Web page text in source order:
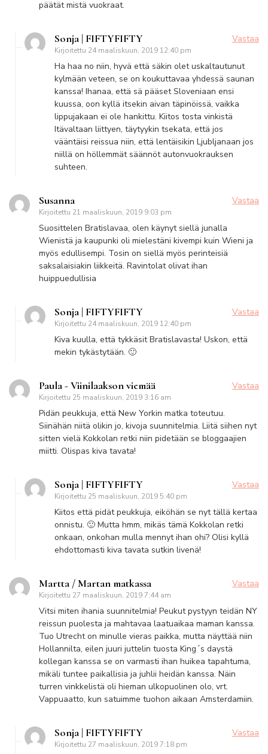
päätät mistä vuokraat.
Sonja | FIFTYFIFTY
Kirjoitettu 24 maaliskuun, 2019 12:40 pm
Vastaa
Ha haa no niin, hyvä että säkin olet uskaltautunut
kylmään veteen, se on koukuttavaa yhdessä saunan
kanssa! Ihanaa, että sä pääset Sloveniaan ensi
kuussa, oon kyllä itsekin aivan täpinöissä, vaikka
lippujakaan ei ole hankittu. Kiitos tosta vinkistä
Itävaltaan liittyen, täytyykin tsekata, että jos
vääntäisi reissua niin, että lentäisikin Ljubljanaan jos
niillä on höllemmät säännöt autonvuokrauksen
suhteen.
Susanna
Kirjoitettu 21 maaliskuun, 2019 9:03 pm
Vastaa
Suosittelen Bratislavaa, olen käynyt siellä junalla
Wienistä ja kaupunki oli mielestäni kivempi kuin Wieni ja
myös edullisempi. Tosin on siellä myös perinteisiä
saksalaisiakin liikkeitä. Ravintolat olivat ihan
huippuedullisia
Sonja | FIFTYFIFTY
Kirjoitettu 24 maaliskuun, 2019 12:40 pm
Vastaa
Kiva kuulla, että tykkäsit Bratislavasta! Uskon, että
mekin tykästytään. 🙂
Paula - Viinilaakson viemää
Kirjoitettu 25 maaliskuun, 2019 3:16 am
Vastaa
Pidän peukkuja, että New Yorkin matka toteutuu.
Siinähän niitä olikin jo, kivoja suunnitelmia. Liitä siihen nyt
sitten vielä Kokkolan retki niin pidetään se bloggaajien
miitti. Olispas kiva tavata!
Sonja | FIFTYFIFTY
Kirjoitettu 25 maaliskuun, 2019 5:40 pm
Vastaa
Kiitos että pidät peukkuja, eiköhän se nyt tällä kertaa
onnistu. 🙂 Mutta hmm, mikäs tämä Kokkolan retki
onkaan, onkohan mulla mennyt ihan ohi? Olisi kyllä
ehdottomasti kiva tavata sutkin livenä!
Martta / Martan matkassa
Kirjoitettu 27 maaliskuun, 2019 7:44 am
Vastaa
Vitsi miten ihania suunnitelmia! Peukut pystyyn teidän NY
reissun puolesta ja mahtavaa laatuaikaa maman kanssa.
Tuo Utrecht on minulle vieras paikka, mutta näyttää niin
Hollannilta, eilen juuri juttelin tuosta King´s daystä
kollegan kanssa se on varmasti ihan huikea tapahtuma,
mikäli tuntee paikallisia ja juhlii heidän kanssa. Näin
turren vinkkelistä oli hieman ulkopuolinen olo, vrt.
Vappuaatto, kun satuimme tuohon aikaan Amsterdamiin.
Sonja | FIFTYFIFTY
Kirjoitettu 27 maaliskuun, 2019 7:18 pm
Vastaa